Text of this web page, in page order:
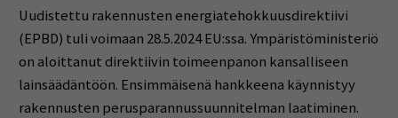
Uudistettu rakennusten energiatehokkuusdirektiivi
(EPBD) tuli voimaan 28.5.2024 EU:ssa. Ympäristöministeriö
on aloittanut direktiivin toimeenpanon kansalliseen
lainsäädäntöön. Ensimmäisenä hankkeena käynnistyy
rakennusten perusparannussuunnitelman laatiminen.